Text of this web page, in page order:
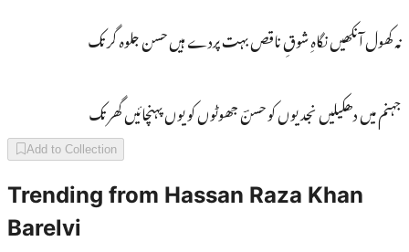
نہ کھول آنکھیں نگاہِ شوقِ ناقص بہت پردے ہیں حسن جلوہ گر تک
جہنم میں دھکیلیں نجدیوں کو حسنؔ جھوٹوں کو یوں پہنچائیں گھر تک
Add to Collection
Trending from Hassan Raza Khan
Barelvi